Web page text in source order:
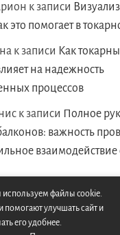
к записи
это помогает в
к записи Как
на надежность
процессов
к записи Полное
важность
взаимодействие
файлы cookie.
помогают улучшать сайт и
его удобнее.